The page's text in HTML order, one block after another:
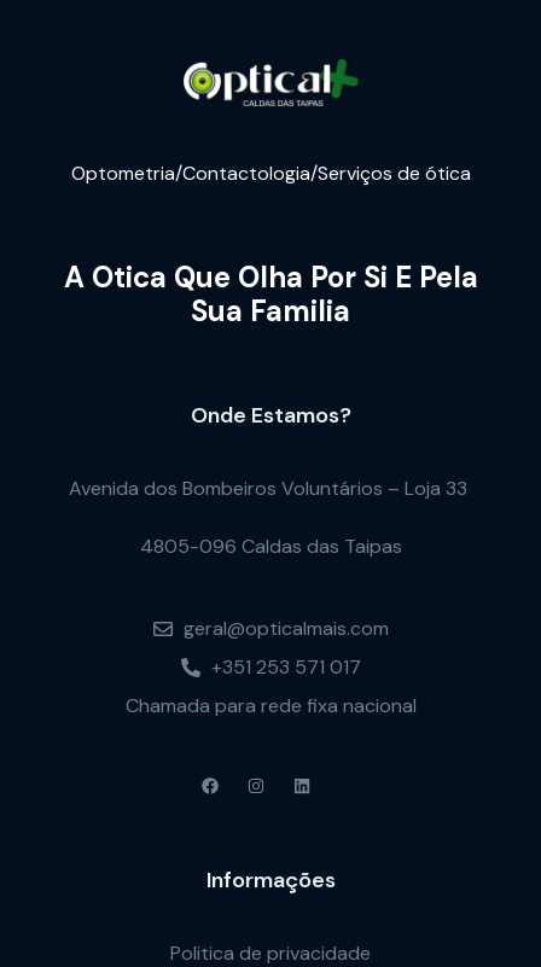
Optometria/Contactologia/Serviços de ótica
A Otica Que Olha Por Si E Pela
Sua Familia
Onde Estamos?
Avenida dos Bombeiros Voluntários – Loja 33
4805-096 Caldas das Taipas
geral@opticalmais.com
+351 253 571 017
Chamada para rede fixa nacional
Informações
Politica de privacidade